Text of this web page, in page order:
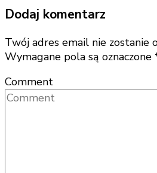
Dodaj komentarz
Twój adres email nie zostanie
Wymagane pola są oznaczone
Comment